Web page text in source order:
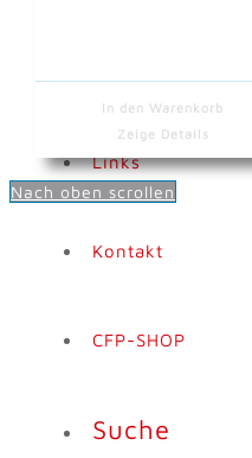
Links
Kontakt
CFP-SHOP
Suche
In den Warenkorb
Zeige Details
Nach oben scrollen